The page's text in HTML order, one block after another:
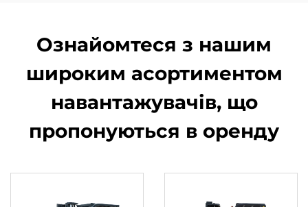
Ознайомтеся з нашим
широким асортиментом
навантажувачів, що
пропонуються в оренду